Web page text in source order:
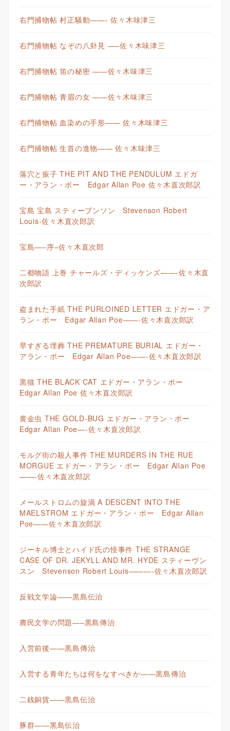
右門捕物帖 村正騒動——- 佐々木味津三
右門捕物帖 なぞの八卦見 —–佐々木味津三
右門捕物帖 笛の秘密 ——佐々木味津三
右門捕物帖 青眉の女 ——佐々木味津三
右門捕物帖 血染めの手形—— 佐々木味津三
右門捕物帖 生首の進物—— 佐々木味津三
落穴と振子 THE PIT AND THE PENDULUM エドガ
ー・アラン・ポー Edgar Allan Poe 佐々木直次郎訳
宝島 宝島 スティーブンソン Stevenson Robert
Louis-佐々木直次郎訳
宝島—–序–佐々木直次郎
二都物語 上巻 チャールズ・ディッケンズ——-佐々木直
次郎訳
盗まれた手紙 THE PURLOINED LETTER エドガー・ア
ラン・ポー Edgar Allan Poe——-佐々木直次郎訳
早すぎる埋葬 THE PREMATURE BURIAL エドガー・
アラン・ポー Edgar Allan Poe——-佐々木直次郎訳
黒猫 THE BLACK CAT エドガー・アラン・ポー
Edgar Allan Poe 佐々木直次郎訳
黄金虫 THE GOLD-BUG エドガー・アラン・ポー
Edgar Allan Poe—-佐々木直次郎訳
モルグ街の殺人事件 THE MURDERS IN THE RUE
MORGUE エドガー・アラン・ポー Edgar Allan Poe
——-佐々木直次郎訳
メールストロムの旋渦 A DESCENT INTO THE
MAELSTROM エドガー・アラン・ポー Edgar Allan
Poe——佐々木直次郎訳
ジーキル博士とハイド氏の怪事件 THE STRANGE
CASE OF DR. JEKYLL AND MR. HYDE スティーヴン
スン Stevenson Robert Louis———-佐々木直次郎訳
反戦文学論——黒島伝治
農民文学の問題—–黒島傳治
入営前後——黒島傳治
入営する青年たちは何をなすべきか——黒島傳治
二銭銅貨——黒島伝治
豚群——黒島伝治